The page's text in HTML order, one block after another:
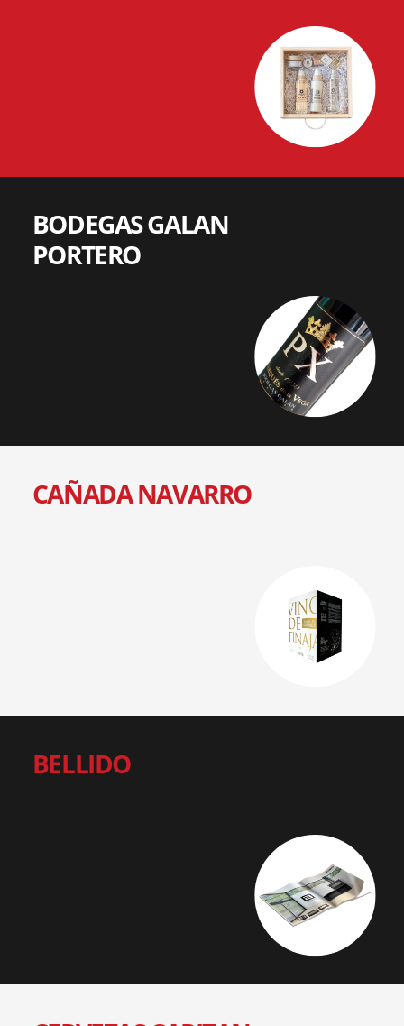
BODEGAS GALAN
PORTERO
CAÑADA NAVARRO
BELLIDO